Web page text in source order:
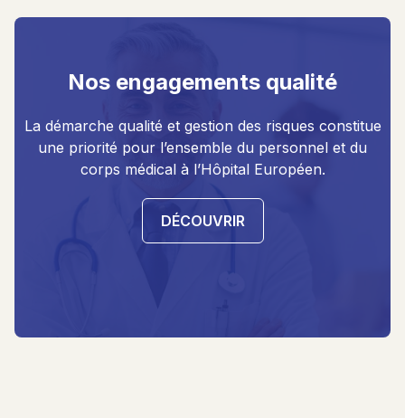
Nos engagements qualité
La démarche qualité et gestion des risques constitue
une priorité pour l’ensemble du personnel et du
corps médical à l’Hôpital Européen.
DÉCOUVRIR